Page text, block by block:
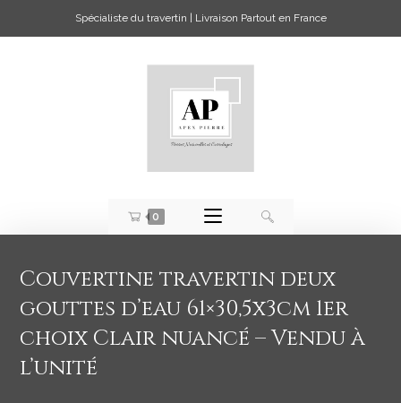
Spécialiste du travertin | Livraison Partout en France
0
Couvertine travertin deux
gouttes d’eau 61×30,5x3cm 1er
choix Clair nuancé – Vendu à
l’unité